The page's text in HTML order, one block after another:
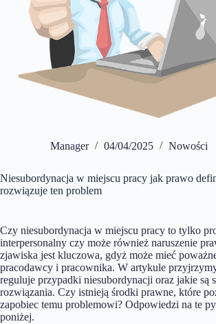
Manager 04/04/2025 Nowości
Niesubordynacja w miejscu pracy jak prawo
rozwiązuje ten problem
Czy niesubordynacja w miejscu pracy to tylko
interpersonalny czy może również naruszenie
zjawiska jest kluczowa, gdyż może mieć
pracodawcy i pracownika. W artykule
reguluje przypadki niesubordynacji oraz jakie są
rozwiązania. Czy istnieją środki prawne, które
zapobiec temu problemowi? Odpowiedzi na te
poniżej.